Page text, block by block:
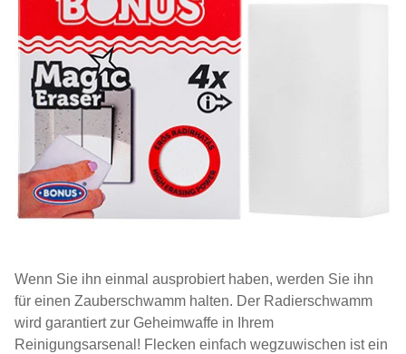
Wenn Sie ihn einmal ausprobiert haben, werden Sie ihn
für einen Zauberschwamm halten. Der Radierschwamm
wird garantiert zur Geheimwaffe in Ihrem
Reinigungsarsenal! Flecken einfach wegzuwischen ist ein